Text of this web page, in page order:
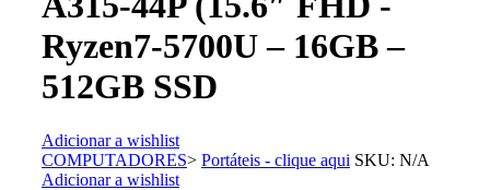
Ryzen7-5700U – 16GB –
512GB SSD
Adicionar a wishlist
COMPUTADORES> Portáteis - clique aqui SKU: N/A
Adicionar a wishlist